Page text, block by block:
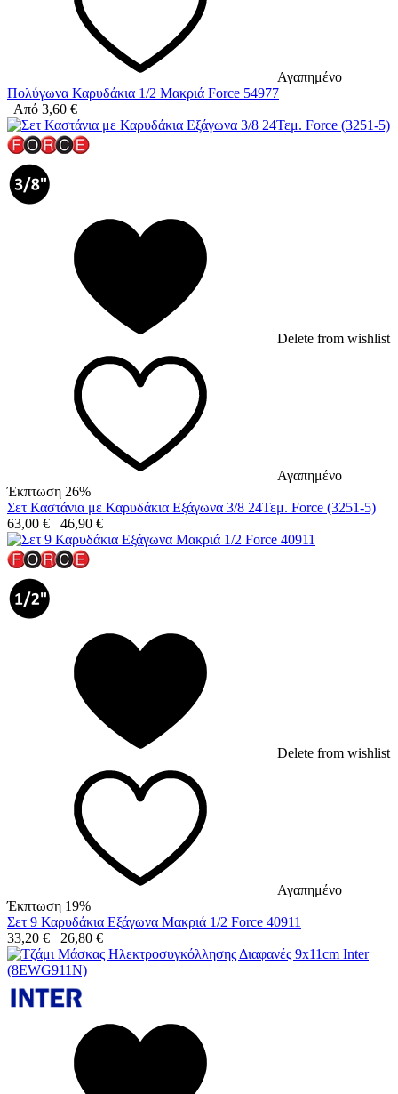
Αγαπημένο
Πολύγωνα Καρυδάκια 1/2 Μακριά Force 54977
Από 3,60 €
Delete from wishlist
Αγαπημένο
Έκπτωση 26%
Σετ Καστάνια με Καρυδάκια Εξάγωνα 3/8 24Τεμ. Force (3251-5)
63,00 € 46,90 €
Delete from wishlist
Αγαπημένο
Έκπτωση 19%
Σετ 9 Καρυδάκια Εξάγωνα Μακριά 1/2 Force 40911
33,20 € 26,80 €